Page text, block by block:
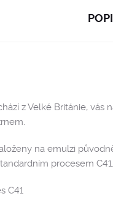
z Velké Británie, vás
na emulzi
procesem C41.
C41